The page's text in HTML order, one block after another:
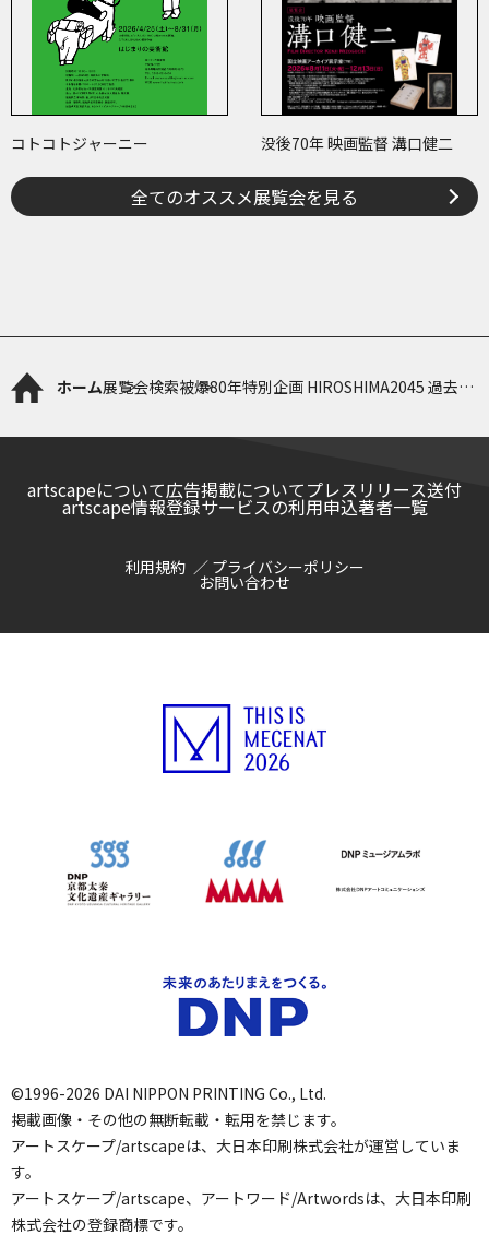
コトコトジャーニー 没後70年 映画監督 溝口健二
全てのオススメ展覧会を見る
ホーム展覧会検索被爆80年特別企画 HIROSHIMA2045 過去と
artscapeについて広告掲載についてプレスリリース送付
artscape情報登録サービスの利用申込著者一覧
利用規約 プライバシーポリシー
お問い合わせ
©1996-2026 DAI NIPPON PRINTING Co., Ltd.
掲載画像・その他の無断転載・転用を禁じます。
アートスケープ/artscapeは、大日本印刷株式会社が運営していま
す。
アートスケープ/artscape、アートワード/Artwordsは、大日本印刷
株式会社の登録商標です。